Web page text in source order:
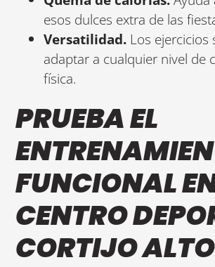
esos dulces extra de las
Versatilidad. Los ejercicios
adaptar a cualquier nivel de
física.
PRUEBA EL
FUNCIONAL
CENTRO
CORTIJO ALTO